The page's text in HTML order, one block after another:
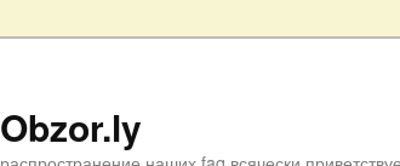
Obzor.ly